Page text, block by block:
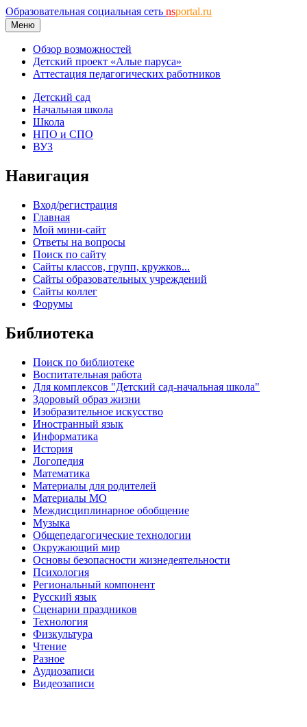
Образовательная социальная сеть nsportal.ru
Меню
Обзор возможностей
Детский проект «Алые паруса»
Аттестация педагогических работников
Детский сад
Начальная школа
Школа
НПО и СПО
ВУЗ
Навигация
Вход/регистрация
Главная
Мой мини-сайт
Ответы на вопросы
Поиск по сайту
Сайты классов, групп, кружков...
Сайты образовательных учреждений
Сайты коллег
Форумы
Библиотека
Поиск по библиотеке
Воспитательная работа
Для комплексов "Детский сад-начальная школа"
Здоровый образ жизни
Изобразительное искусство
Иностранный язык
Информатика
История
Логопедия
Математика
Материалы для родителей
Материалы МО
Междисциплинарное обобщение
Музыка
Общепедагогические технологии
Окружающий мир
Основы безопасности жизнедеятельности
Психология
Региональный компонент
Русский язык
Сценарии праздников
Технология
Физкультура
Чтение
Разное
Аудиозаписи
Видеозаписи